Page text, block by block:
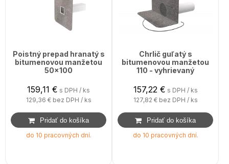
Poistný prepad hranatý s
bitumenovou manžetou
50x100
159,11 € s DPH / ks
129,36 € bez DPH / ks
do 10 pracovných dní.
Chrlič guľatý s
bitumenovou manžetou
110 - vyhrievaný
157,22 € s DPH / ks
127,82 € bez DPH / ks
do 10 pracovných dní.